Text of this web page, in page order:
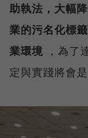
助執法，大幅
業的污名化標
業環境 ，為了
定與實踐將會